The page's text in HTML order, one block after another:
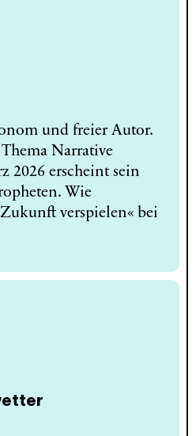
und freier Autor.
Narrative
2026 erscheint sein
Wie
verspielen« bei